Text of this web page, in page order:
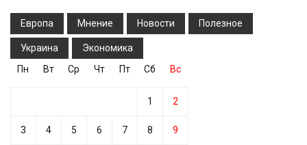
Европа Мнение Новости Полезное
Украина
Экономика
Пн
Вт Ср Чт Пт Сб Вс
1 2
3 4 5 6 7 8 9